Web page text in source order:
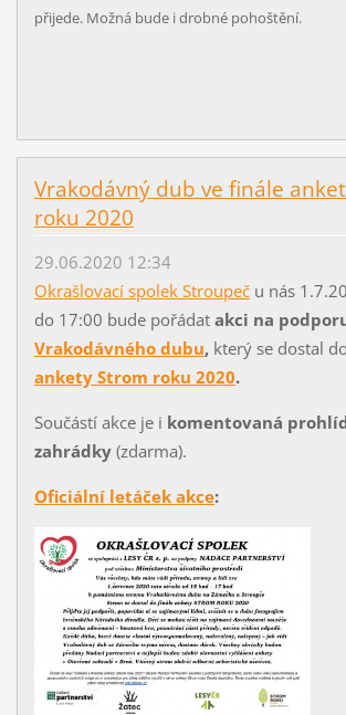
přijede. Možná bude i drobné pohoštění.
Vrakodávný dub ve finále
roku 2020
29.06.2020 12:34
Okrašlovací spolek Stroupeču nás
do 17:00 bude pořádat akci na
Vrakodávného dubu, který se dostal do
ankety Strom roku 2020.
Součástí akce je i komentovaná
zahrádky(zdarma).
Oficiální letáček akce: